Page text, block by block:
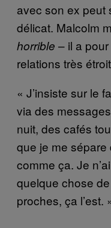
avec son ex peut
délicat. Malcolm
horrible – il a
relations très
« J’insiste sur le
via des
nuit, des cafés
que je me sépare
comme ça. Je
quelque chose
proches, ça l’est.